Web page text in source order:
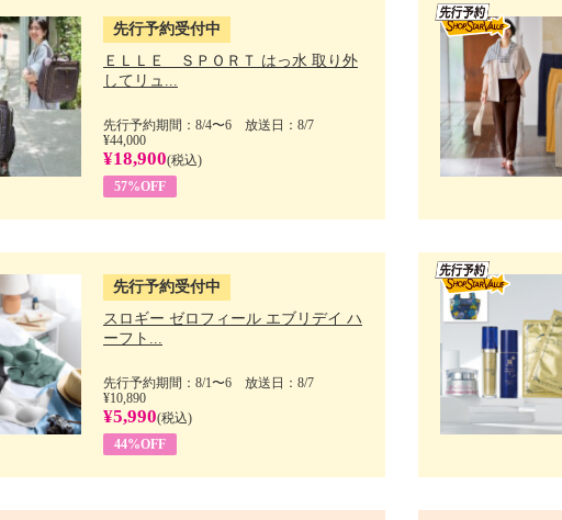
先行予約受付中
ＥＬＬＥ ＳＰＯＲＴ はっ水 取り外
してリュ...
先行予約期間：8/4〜6 放送日：8/7
¥44,000
¥18,900(税込)
57%OFF
先行予約受付中
スロギー ゼロフィール エブリデイ ハ
ーフト...
先行予約期間：8/1〜6 放送日：8/7
¥10,890
¥5,990(税込)
44%OFF